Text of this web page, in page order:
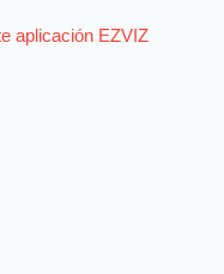
aplicación EZVIZ